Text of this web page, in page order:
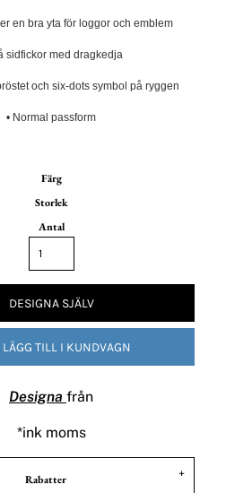
en bra yta för loggor och emblem
sidfickor med dragkedja
och six-dots symbol på ryggen
• Normal passform
Färg
Storlek
Antal
DESIGNA SJÄLV
LÄGG TILL I KUNDVAGN
Designa från
*ink moms
Rabatter